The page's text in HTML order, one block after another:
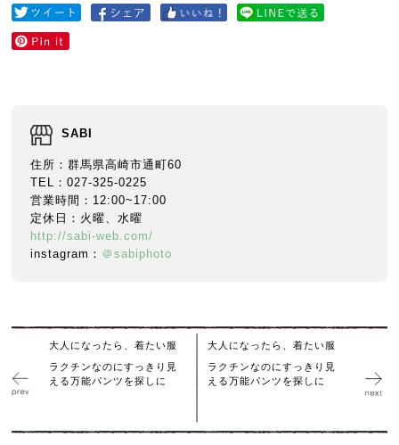
SABI
住所：群馬県高崎市通町60
TEL：027-325-0225
営業時間：12:00~17:00
定休日：火曜、水曜
http://sabi-web.com/
instagram： ＠sabiphoto
大人になったら、着たい服
ラクチンなのにすっきり見
える万能パンツを探しに
大人になったら、着たい服
ラクチンなのにすっきり見
える万能パンツを探しに